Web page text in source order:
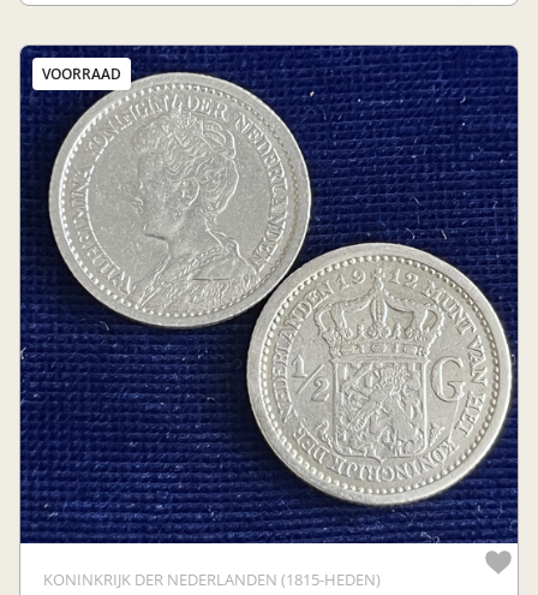
VOORRAAD
KONINKRIJK DER NEDERLANDEN (1815-HEDEN)